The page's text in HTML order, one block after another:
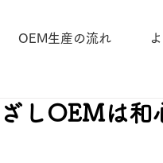
OEM生産の流れ
しOEMは和